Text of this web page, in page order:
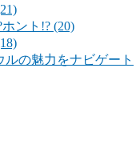
ント!? (20)
の魅力をナビゲート